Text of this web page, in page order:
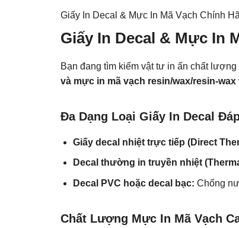
Giấy In Decal & Mực In Mã Vạch Chính
Giấy In Decal & Mực In
Bạn đang tìm kiếm vật tư in ấn chất
và mực in mã vạch resin/wax/resin-wax
Đa Dạng Loại Giấy In Decal
Giấy decal nhiệt trực tiếp (Direct
Decal thường in truyền nhiệt
Decal PVC hoặc decal bạc: Chống
Chất Lượng Mực In Mã Vạch